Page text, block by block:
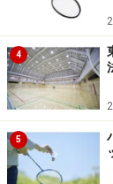
基本的にグリ
プテープと呼
を考慮して太
細いグリップ
いのが特長の
やすいので力
4
5